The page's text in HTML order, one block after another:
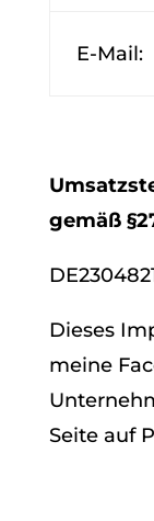
E-Mail:
gemäß
Dieses
meine
Seite auf